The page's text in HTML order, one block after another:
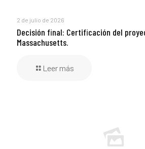
2 de julio de 2026
Decisión final: Certificación del
Massachusetts.
Leer más